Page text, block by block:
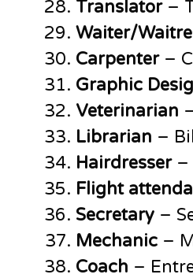
Translator–
Waiter/
Carpenter–
Graphic
Veterinarian
Librarian –
Hairdresser–
Flight
Secretary –
Mechanic –
Coach –